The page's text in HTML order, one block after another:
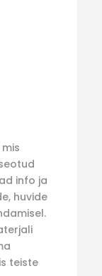
info ja
huvide
teiste